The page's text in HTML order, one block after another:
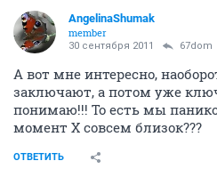
AngelinaShumak
member
30 сентября 2011 67dom
А вот мне интересно,
заключают, а потом уже
понимаю!!! То есть мы
момент Х совсем близок???
ОТВЕТИТЬ